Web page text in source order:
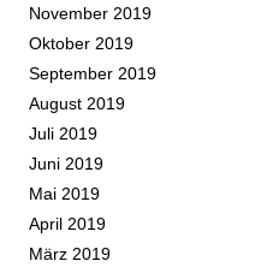
November 2019
Oktober 2019
September 2019
August 2019
Juli 2019
Juni 2019
Mai 2019
April 2019
März 2019